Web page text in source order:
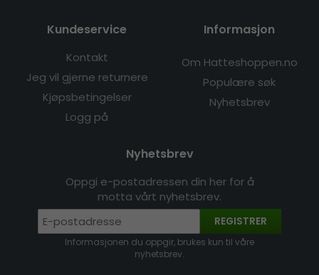
Kundeservice
Kontakt
Jeg vil gjerne returnere
Kjøpsbetingelser
Logg på
Informasjon
Om Hatteshoppen.no
Populære søk
Nyhetsbrev
Nyhetsbrev
Oppgi e-postadressen din her for å
motta vårt nyhetsbrev.
REGISTRER
Informasjonen du oppgir, brukes kun til våre
nyhetsbrev.